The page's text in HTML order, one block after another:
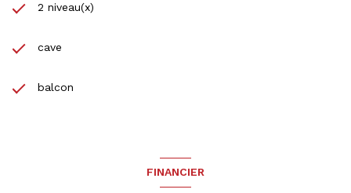
2 niveau(x)
cave
balcon
FINANCIER